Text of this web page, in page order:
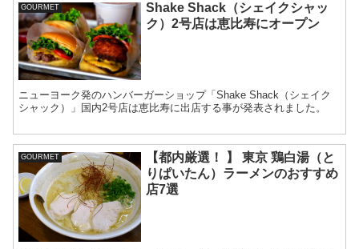
GOURMET
Shake Shack（シェイクシャッ
ク）2号店は恵比寿にオープン
ニューヨーク発のハンバーガーショップ「Shake Shack（シェイク
シャック）」国内2号店は恵比寿に出店する事が発表されました。
GOURMET
【都内厳選！ 】 東京 鶏白湯（と
りぱいたん）ラーメンのおすすめ
店7選